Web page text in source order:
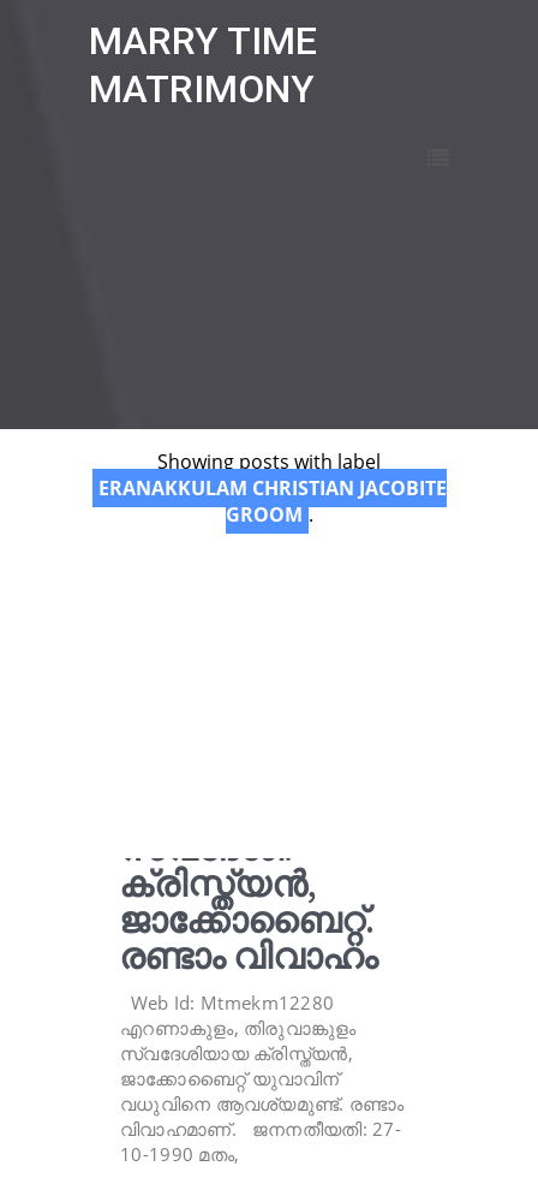
MARRY TIME
MATRIMONY
Showing posts with label
ERANAKKULAM CHRISTIAN JACOBITE
GROOM .
സ്വദേശി.
ക്രിസ്ത്യൻ,
ജാക്കോബൈറ്റ്.
രണ്ടാം വിവാഹം
Web Id: Mtmekm12280
എറണാകുളം, തിരുവാങ്കുളം
സ്വദേശിയായ ക്രിസ്ത്യൻ,
ജാക്കോബൈറ്റ് യുവാവിന്
വധുവിനെ ആവശ്യമുണ്ട്. രണ്ടാം
വിവാഹമാണ്. ജനനതീയതി: 27-
10-1990 മതം,